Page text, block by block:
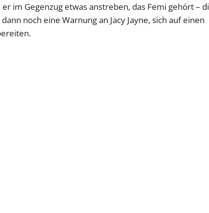
im Gegenzug etwas anstreben, das Femi gehört –
noch eine Warnung an Jacy Jayne, sich auf einen